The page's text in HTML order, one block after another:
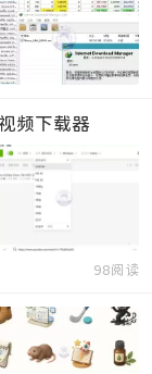
频下载器
98阅读